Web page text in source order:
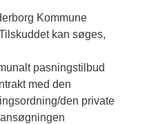
Kommune
kan søges,
pasningstilbud
med den
den private